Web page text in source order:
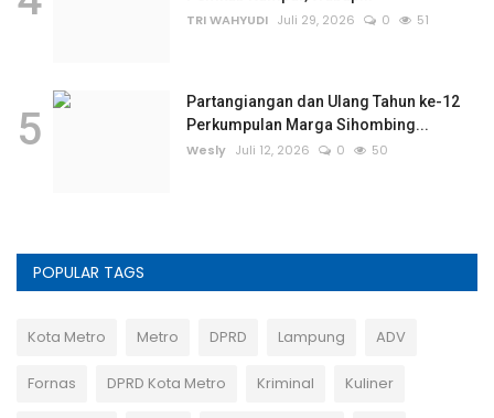
TRI WAHYUDI Juli 29, 2026 0 51
5
Partangiangan dan Ulang Tahun ke-12
Perkumpulan Marga Sihombing...
Wesly Juli 12, 2026 0 50
POPULAR TAGS
Kota Metro Metro DPRD Lampung ADV
Fornas DPRD Kota Metro Kriminal Kuliner